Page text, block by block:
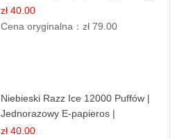
Drink Smak
zł 40.00
Cena oryginalna：zł 79.00
Niebieski Razz Ice 12000 Puffów |
Jednorazowy E-papieros |
Jagodowy Chłód
zł 40.00